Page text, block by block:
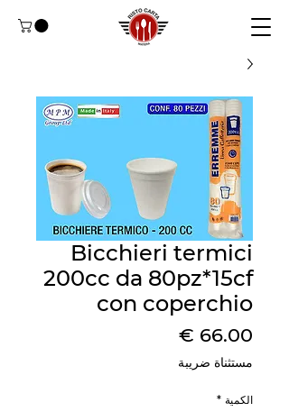
Bicchieri termici
200cc da 80pz*15cf
con coperchio
السعر
مستثناة ضريبة
الكمية *